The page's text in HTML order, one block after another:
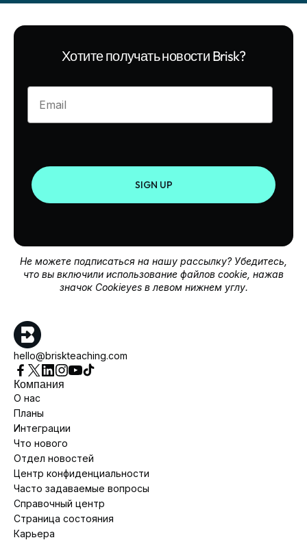
Хотите получать новости Brisk?
Enter your email
SIGN UP
Не можете подписаться на нашу рассылку? Убедитесь,
что вы включили использование файлов cookie, нажав
значок Cookieyes в левом нижнем углу.
hello@briskteaching.com
Компания
О нас
Планы
Интеграции
Что нового
Отдел новостей
Центр конфиденциальности
Часто задаваемые вопросы
Справочный центр
Страница состояния
Карьера